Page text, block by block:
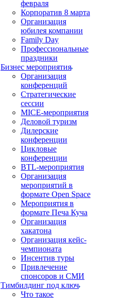
февраля
Корпоратив 8 марта
Организация
юбилея компании
Family Day
Профессиональные
праздники
Бизнес мероприятия
Организация
конференций
Стратегические
сессии
MICE-мероприятия
Деловой туризм
Дилерские
конференции
Цикловые
конференции
BTL-мероприятия
Организация
мероприятий в
формате Open Space
Мероприятия в
формате Печа Куча
Организация
хакатона
Организация кейс-
чемпионата
Инсентив туры
Привлечение
спонсоров и СМИ
Тимбилдинг под ключ
Что такое